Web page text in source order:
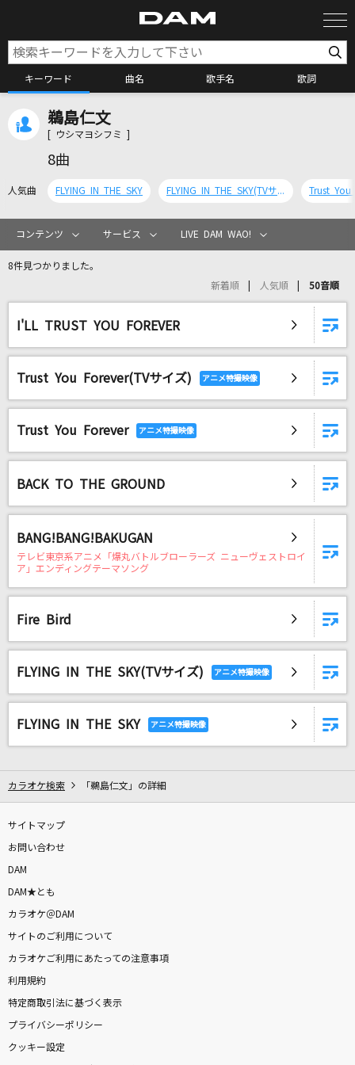
キーワード 曲名 歌手名 歌詞
カラオケリクエスト
リアルタイムで歌われている曲の一覧
[生音]TSUNAMI
サザンオールスターズ
[生音]北の漁場
HONEY
Lotus
平沢進
上原歩夢(大西亜玖璃)
あぶく
世界中の誰よりきっと
中山美穂&WANDS
群青
もっと見る
DAMの新曲・ランキングなど
鵜島仁文
[ ウシマヨシフミ ]
8曲
人気曲 FLYING IN THE SKY FLYING IN THE SKY(TVサイズ) Trust You
コンテンツ サービス LIVE DAM WAO!
8件見つかりました。
新着順 人気順 50音順
I'LL TRUST YOU FOREVER
Trust You Forever(TVサイズ)
Trust You Forever
BACK TO THE GROUND
BANG!BANG!BAKUGAN
テレビ東京系アニメ「爆丸バトルブローラーズ ニューヴェストロイ
ア」エンディングテーマソング
Fire Bird
FLYING IN THE SKY(TVサイズ)
FLYING IN THE SKY
カラオケ検索 「鵜島仁文」の詳細
サイトマップ
お問い合わせ
DAM
DAM★とも
カラオケ＠DAM
サイトのご利用について
カラオケご利用にあたっての注意事項
利用規約
特定商取引法に基づく表示
プライバシーポリシー
クッキー設定